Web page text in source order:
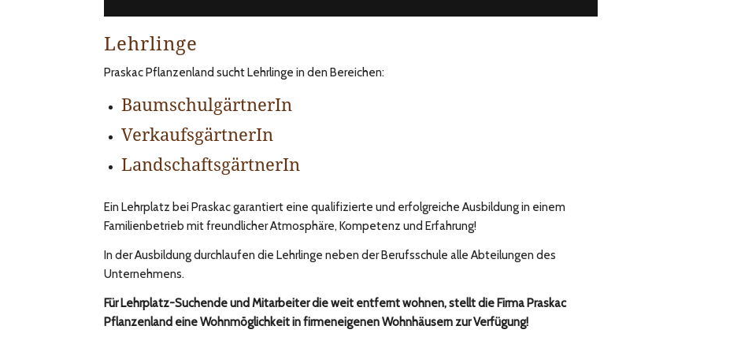
Lehrlinge
Praskac Pflanzenland sucht Lehrlinge in den Bereichen:
BaumschulgärtnerIn
VerkaufsgärtnerIn
LandschaftsgärtnerIn
Ein Lehrplatz bei Praskac garantiert eine qualifizierte und erfolgreiche Ausbildung in einem
Familienbetrieb mit freundlicher Atmosphäre, Kompetenz und Erfahrung!
In der Ausbildung durchlaufen die Lehrlinge neben der Berufsschule alle Abteilungen des
Unternehmens.
Für Lehrplatz-Suchende und Mitarbeiter die weit entfernt wohnen, stellt die Firma Praskac
Pflanzenland eine Wohnmöglichkeit in firmeneigenen Wohnhäusern zur Verfügung!